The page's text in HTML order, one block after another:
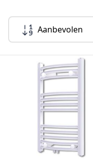
Aanbevolen